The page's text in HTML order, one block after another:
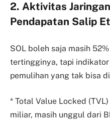
2. Aktivitas
Pendapatan Salip
SOL boleh saja masih
tertingginya, tapi
pemulihan yang tak bisa
* Total Value Locked
miliar, masih unggul dari